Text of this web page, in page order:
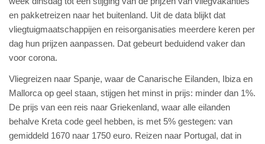
en pakketreizen naar het buitenland. Uit de data blijkt dat
vliegtuigmaatschappijen en reisorganisaties meerdere keren per
dag hun prijzen aanpassen. Dat gebeurt beduidend vaker dan
voor corona.
Vliegreizen naar Spanje, waar de Canarische Eilanden, Ibiza en
Mallorca op geel staan, stijgen het minst in prijs: minder dan 1%.
De prijs van een reis naar Griekenland, waar alle eilanden
behalve Kreta code geel hebben, is met 5% gestegen: van
gemiddeld 1670 naar 1750 euro. Reizen naar Portugal, dat in